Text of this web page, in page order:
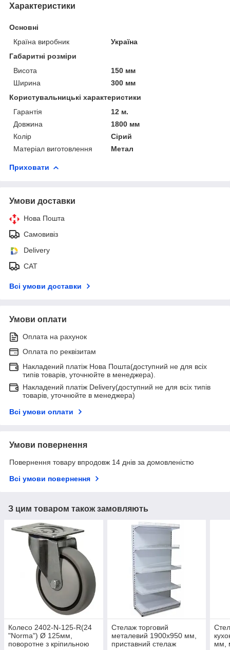
Характеристики
Основні
Країна виробник
Україна
Габаритні розміри
Висота
150 мм
Ширина
300 мм
Користувальницькі характеристики
Гарантія
12 м.
Довжина
1800 мм
Колір
Сірий
Матеріал виготовлення
Метал
Приховати
Умови доставки
Нова Пошта
Самовивіз
Delivery
САТ
Всі умови доставки
Умови оплати
Оплата на рахунок
Оплата по реквізитам
Накладений платіж Нова Пошта(доступний не для всіх
типів товарів, уточнюйте в менеджера).
Накладений платіж Delivery(доступний не для всіх типів
товарів, уточнюйте в менеджера)
Всі умови оплати
Умови повернення
Повернення товару впродовж 14 днів за домовленістю
Всі умови повернення
З цим товаром також замовляють
Колесо 2402-N-125-R(24
"Norma") Ø 125мм,
поворотне з кріпильною
Стелаж торговий
металевий 1900х950 мм,
приставний стелаж
мм,